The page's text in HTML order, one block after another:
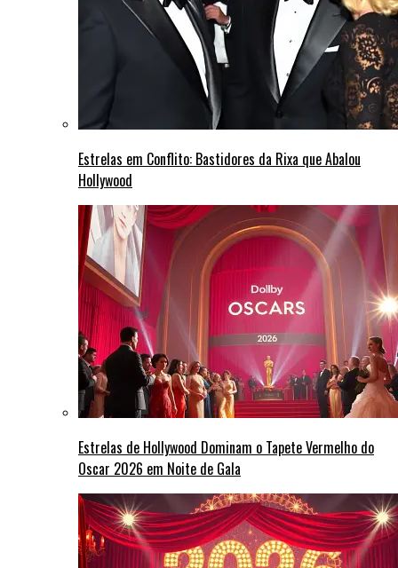
Estrelas em Conflito: Bastidores da Rixa que Abalou
Hollywood
Estrelas de Hollywood Dominam o Tapete Vermelho do
Oscar 2026 em Noite de Gala